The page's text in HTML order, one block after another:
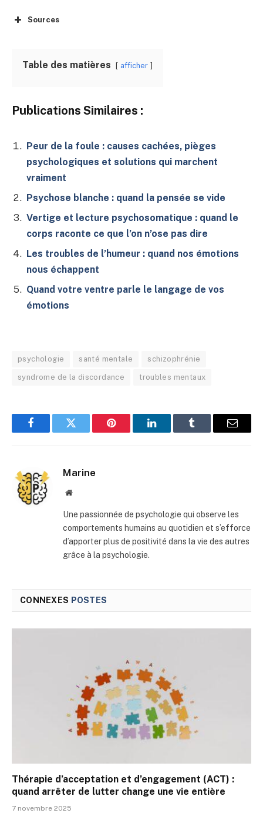
Sources
Table des matières afficher
Publications Similaires :
Peur de la foule : causes cachées, pièges
psychologiques et solutions qui marchent
vraiment
Psychose blanche : quand la pensée se vide
Vertige et lecture psychosomatique : quand le
corps raconte ce que l’on n’ose pas dire
Les troubles de l’humeur : quand nos émotions
nous échappent
Quand votre ventre parle le langage de vos
émotions
psychologie santé mentale schizophrénie
syndrome de la discordance troubles mentaux
FacebookTwitter Pinterest LinkedInTumblr
E-
Marine
Site
Une passionnée de psychologie qui observe les
comportements humains au quotidien et s’efforce
d’apporter plus de positivité dans la vie des autres
grâce à la psychologie.
CONNEXES POSTES
Thérapie d’acceptation et d’engagement (ACT) :
quand arrêter de lutter change une vie entière
7 novembre 2025